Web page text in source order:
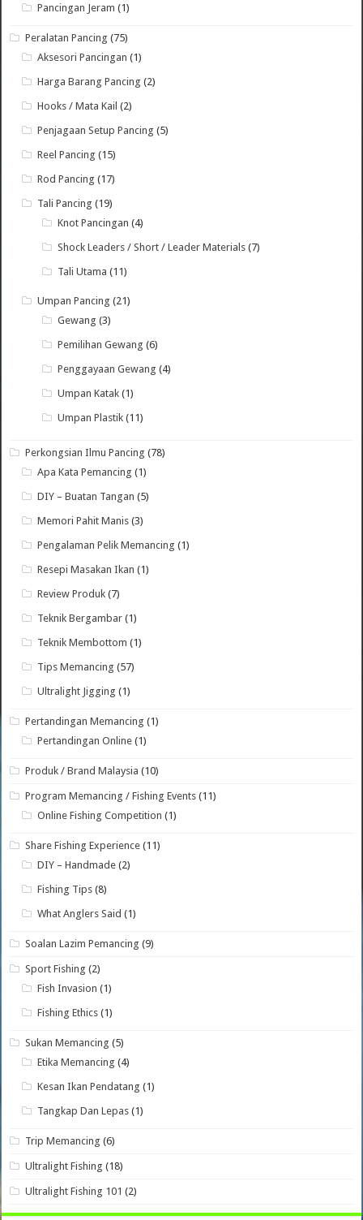
Pancingan Jeram (1)
Peralatan Pancing (75)
Aksesori Pancingan (1)
Harga Barang Pancing (2)
Hooks / Mata Kail (2)
Penjagaan Setup Pancing (5)
Reel Pancing (15)
Rod Pancing (17)
Tali Pancing (19)
Knot Pancingan (4)
Shock Leaders / Short / Leader Materials (7)
Tali Utama (11)
Umpan Pancing (21)
Gewang (3)
Pemilihan Gewang (6)
Penggayaan Gewang (4)
Umpan Katak (1)
Umpan Plastik (11)
Perkongsian Ilmu Pancing (78)
Apa Kata Pemancing (1)
DIY – Buatan Tangan (5)
Memori Pahit Manis (3)
Pengalaman Pelik Memancing (1)
Resepi Masakan Ikan (1)
Review Produk (7)
Teknik Bergambar (1)
Teknik Membottom (1)
Tips Memancing (57)
Ultralight Jigging (1)
Pertandingan Memancing (1)
Pertandingan Online (1)
Produk / Brand Malaysia (10)
Program Memancing / Fishing Events (11)
Online Fishing Competition (1)
Share Fishing Experience (11)
DIY – Handmade (2)
Fishing Tips (8)
What Anglers Said (1)
Soalan Lazim Pemancing (9)
Sport Fishing (2)
Fish Invasion (1)
Fishing Ethics (1)
Sukan Memancing (5)
Etika Memancing (4)
Kesan Ikan Pendatang (1)
Tangkap Dan Lepas (1)
Trip Memancing (6)
Ultralight Fishing (18)
Ultralight Fishing 101 (2)